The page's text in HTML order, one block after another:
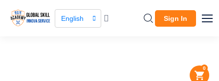
English Sign In
0